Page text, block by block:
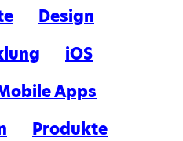
Design
iOS
Apps
Produkte